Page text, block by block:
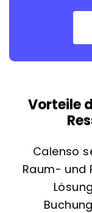
Vorteile
Calenso
Raum- und